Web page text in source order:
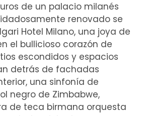
de un palacio milanés
renovado se
Hotel Milano, una joya de
el bullicioso corazón de
escondidos y espacios
detrás de fachadas
una sinfonía de
negro de Zimbabwe,
de teca birmana orquesta